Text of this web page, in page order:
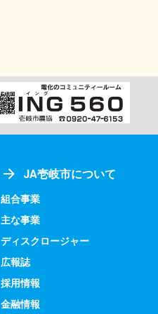
JA壱岐市について
組合事業
主な事業
ディスクロージャー
広報誌
採用情報
金融情報